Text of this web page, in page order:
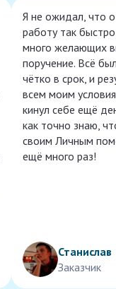
Я не ожидал, что
работу так
много желающих
поручение. Всё
чётко в срок, и
всем моим
кинул себе ещё
как точно знаю,
своим Личным
ещё много раз!
Станислав
Заказчик